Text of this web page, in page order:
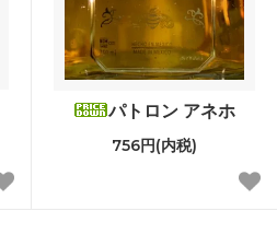
パトロン アネホ
756円(内税)